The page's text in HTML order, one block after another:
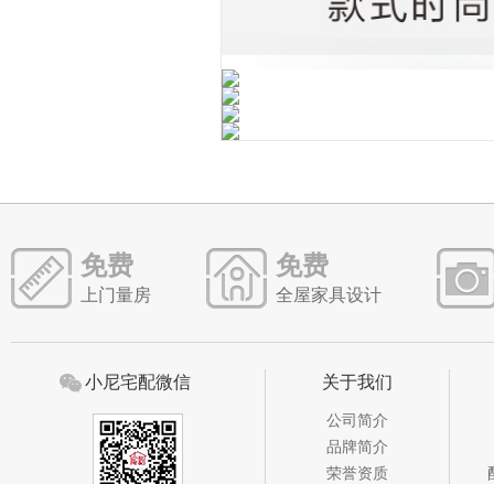
免费
上门量房
免费
全屋家具设计
小尼宅配微信 关于我们
公司简介
品牌简介
荣誉资质